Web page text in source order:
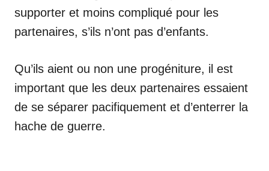
supporter et moins compliqué pour les
partenaires, s’ils n’ont pas d’enfants.
Qu’ils aient ou non une progéniture, il est
important que les deux partenaires essaient
de se séparer pacifiquement et d’enterrer la
hache de guerre.